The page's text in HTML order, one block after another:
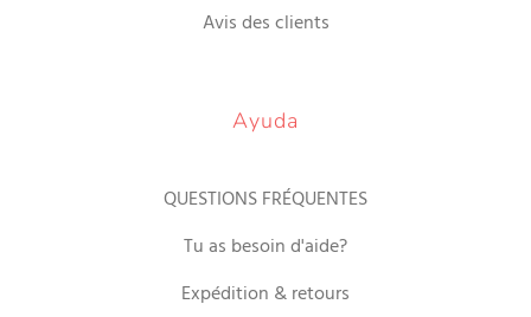
Avis des clients
Ayuda
QUESTIONS FRÉQUENTES
Tu as besoin d'aide?
Expédition & retours